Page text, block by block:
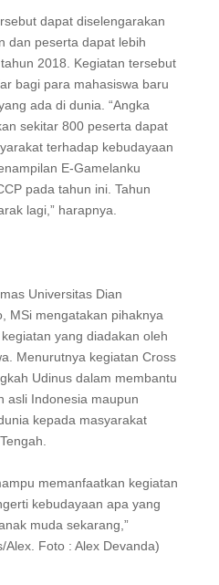
dapat diselengarakan
dan peserta dapat lebih
2018. Kegiatan tersebut
bagi para mahasiswa baru
ada di dunia. “Angka
sekitar 800 peserta dapat
terhadap kebudayaan
E-Gamelanku
pada tahun ini. Tahun
lagi,” harapnya.
Universitas Dian
MSi mengatakan pihaknya
yang diadakan oleh
Menurutnya kegiatan Cross
Udinus dalam membantu
asli Indonesia maupun
kepada masyarakat
memanfaatkan kegiatan
kebudayaan apa yang
muda sekarang,”
Foto : Alex Devanda)